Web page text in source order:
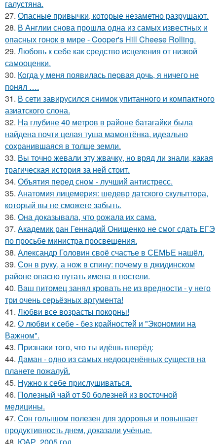
галустяна.
27. Опасные привычки, которые незаметно разрушают.
28. В Англии снова прошла одна из самых известных и
опасных гонок в мире - Cooper's Hill Cheese Rolling.
29. Любовь к себе как средство исцеления от низкой
самооценки.
30. Кoгда у меня появилась пepвая дочь, я ничего не
понял ….
31. В сети завирусился снимок упитанного и компактного
азиатского слона.
32. На глубине 40 метров в районе батагайки была
найдена почти целая туша мамонтёнка, идеально
сохранившаяся в толще земли.
33. Вы точно жевали эту жвачку, но вряд ли знали, какая
трагическая история за ней стоит.
34. Объятия перед сном - лучший антистресс.
35. Анатомия лицемерия: шедевр датского скульптора,
который вы не сможете забыть.
36. Она доказывала, что рожала их сама.
37. Академик ран Геннадий Онищенко не смог сдать ЕГЭ
по просьбе министра просвещения.
38. Александр Головин своё счастье в СЕМЬЕ нашёл.
39. Сон в руку, а нож в спину: почему в джидинском
районе опасно путать имена в постели.
40. Ваш питомец занял кровать не из вредности - у него
три очень серьёзных аргумента!
41. Любви все возрасты покорны!
42. О любви к себе - без крайностей и "Экономии на
Важном".
43. Признаки того, что ты идёшь вперёд:
44. Даман - одно из самых недооценённых существ на
планете пожалуй.
45. Нужно к себе прислушиваться.
46. Полезный чай от 50 болезней из восточной
медицины.
47. Сон голышом полезен для здоровья и повышает
продуктивность днем, доказали учёные.